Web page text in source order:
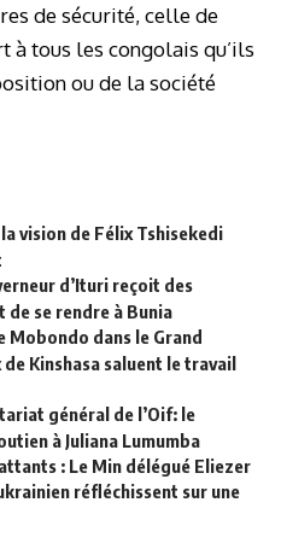
de sécurité, celle de
à tous les congolais qu’ils
ou de la société
vision de Félix Tshisekedi
d’Ituri reçoit des
se rendre à Bunia
Mobondo dans le Grand
Kinshasa saluent le travail
général de l’Oif: le
à Juliana Lumumba
: Le Min délégué Eliezer
réfléchissent sur une